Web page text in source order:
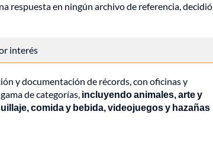
respuesta en ningún archivo de referencia, decidió
interés
y documentación de récords, con oficinas y
de categorías, incluyendo animales, arte y
comida y bebida, videojuegos y hazañas